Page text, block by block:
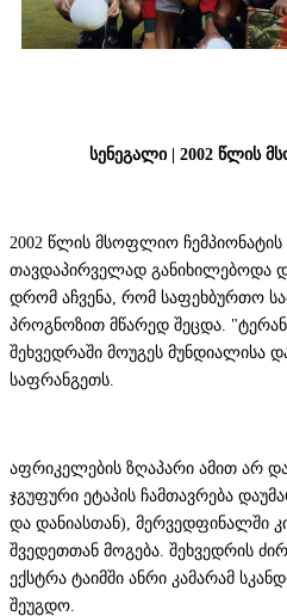
სენეგალი | 2002 წლის
2002 წლის მსოფლიო
თავდაპირველად განიხილებოდა
დრომ აჩვენა, რომ საფეხბურთო
პროგნოზით მწარედ შეცდა.
შეხვედრაში მოუგეს მუნდიალისა
საფრანგეთს.
აფრიკელების ზღაპარი ამით არ
ჯგუფური ეტაპის ჩამთავრება
და დანიასთან), მერვედფინალში
შვედეთთან მოგება. შეხვედრის
ექსტრა ტაიმში ანრი კამარამ
შეუგდო.